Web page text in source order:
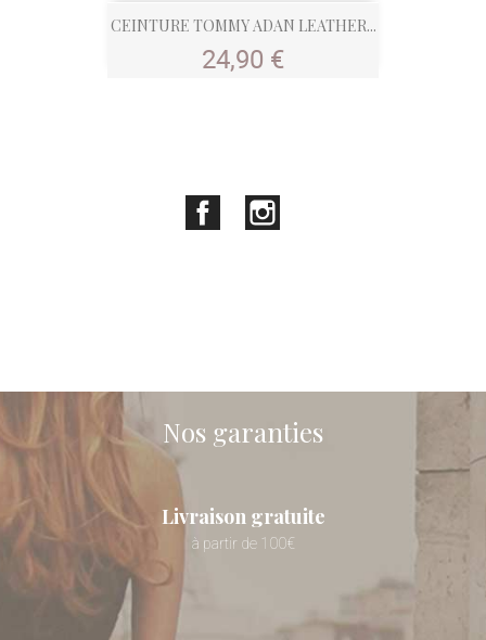
CEINTURE TOMMY ADAN LEATHER...
Prix
24,90 €
Facebook
Nos garanties
Livraison gratuite
à partir de 100€